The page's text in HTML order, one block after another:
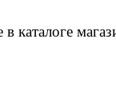
каталоге